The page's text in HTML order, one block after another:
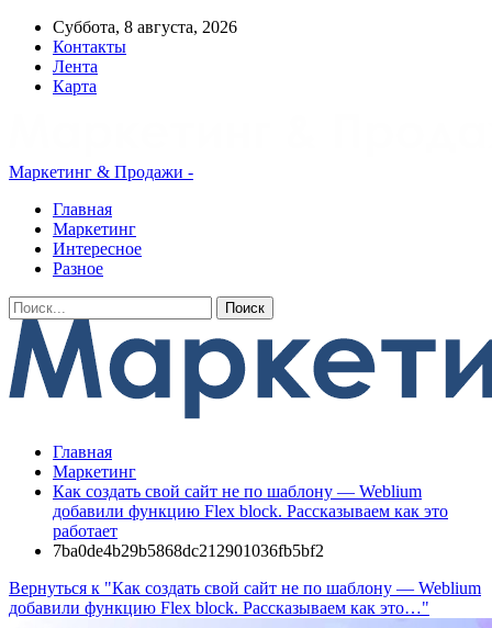
Суббота, 8 августа, 2026
Контакты
Лента
Карта
Маркетинг & Продажи -
Главная
Маркетинг
Интересное
Разное
Главная
Маркетинг
Как создать свой сайт не по шаблону — Weblium
добавили функцию Flex block. Рассказываем как это
работает
7ba0de4b29b5868dc212901036fb5bf2
Вернуться к "Как создать свой сайт не по шаблону — Weblium
добавили функцию Flex block. Рассказываем как это…"